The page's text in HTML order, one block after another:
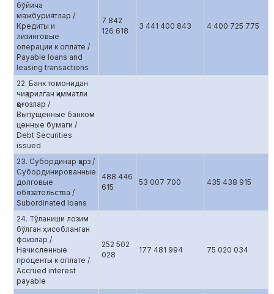
бўйича
мажбуриятлар /
Кредиты и
лизинговые
операции к оплате /
Payable loans and
leasing transactions
7 842
126 618
3 441 400 843 4 400 725 775
22. Банк томонидан
чиқарилган қимматли
қоғозлар /
Выпущенные банком
ценные бумаги /
Debt Securities
issued
23. Субординар қарз /
Субординированные
долговые
обязательства /
Subordinated loans
488 446
615
53 007 700 435 438 915
24. Тўланиши лозим
бўлган ҳисобланган
фоизлар /
Начисленные
проценты к оплате /
Accrued interest
payable
252 502
028
177 481 994 75 020 034